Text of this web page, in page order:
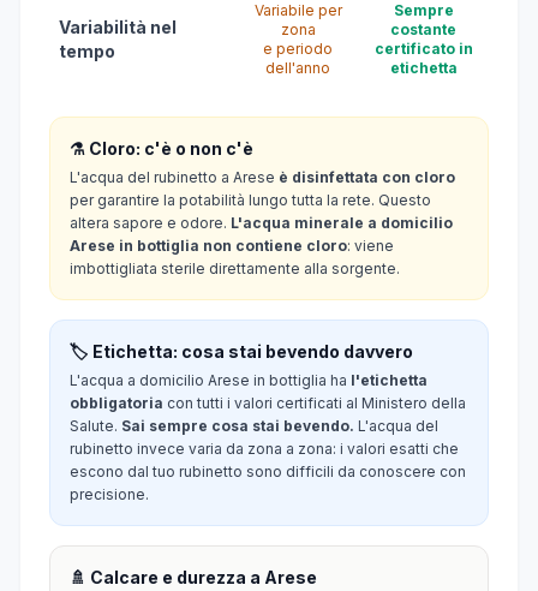
Variabilità nel
tempo
Variabile per
zona
e periodo
dell'anno
Sempre
costante
certificato in
etichetta
⚗️ Cloro: c'è o non c'è
L'acqua del rubinetto a Arese è disinfettata con cloro
per garantire la potabilità lungo tutta la rete. Questo
altera sapore e odore. L'acqua minerale a domicilio
Arese in bottiglia non contiene cloro: viene
imbottigliata sterile direttamente alla sorgente.
🏷️ Etichetta: cosa stai bevendo davvero
L'acqua a domicilio Arese in bottiglia ha l'etichetta
obbligatoria con tutti i valori certificati al Ministero della
Salute. Sai sempre cosa stai bevendo. L'acqua del
rubinetto invece varia da zona a zona: i valori esatti che
escono dal tuo rubinetto sono difficili da conoscere con
precisione.
🚿 Calcare e durezza a Arese